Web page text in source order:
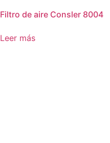
Filtro de aire Consler 8004
Leer más